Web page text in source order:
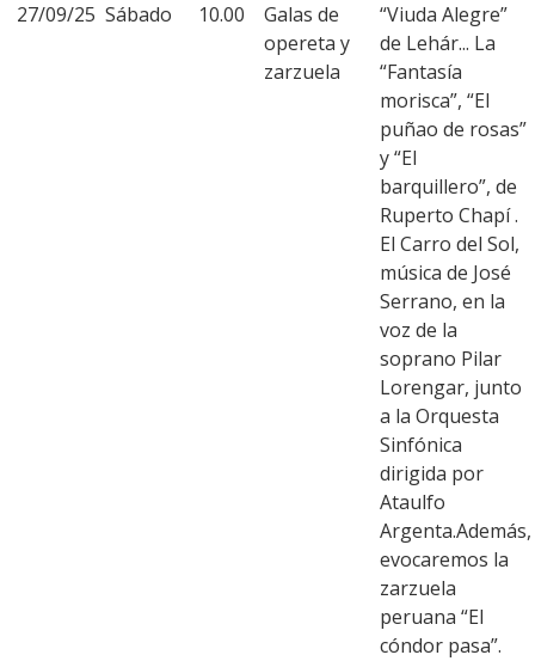
27/09/25 Sábado 10.00
Galas de
opereta y
zarzuela
“Viuda Alegre”
de Lehár... La
“Fantasía
morisca”, “El
puñao de rosas”
y “El
barquillero”, de
Ruperto Chapí .
El Carro del Sol,
música de José
Serrano, en la
voz de la
soprano Pilar
Lorengar, junto
a la Orquesta
Sinfónica
dirigida por
Ataulfo
Argenta.Además,
evocaremos la
zarzuela
peruana “El
cóndor pasa”.